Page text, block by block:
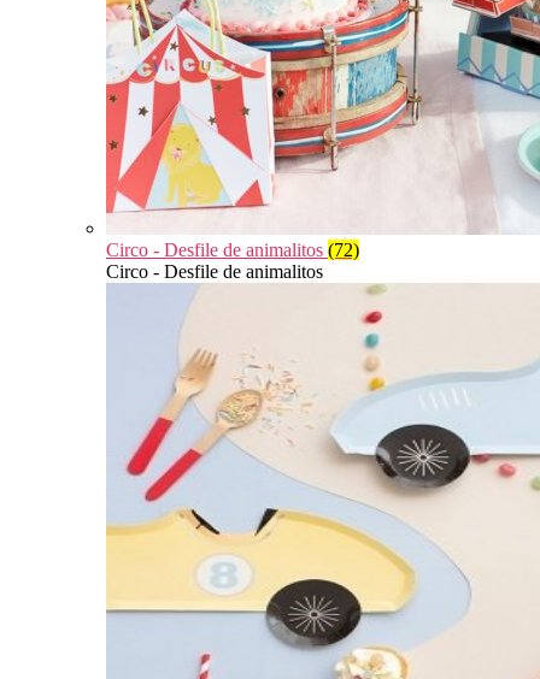
Circo - Desfile de animalitos (72)
Circo - Desfile de animalitos